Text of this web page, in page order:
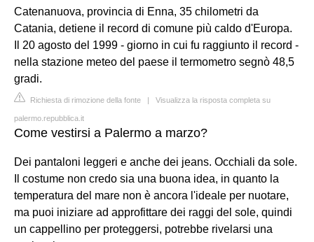
Catenanuova, provincia di Enna, 35 chilometri da
Catania, detiene il record di comune più caldo d'Europa.
Il 20 agosto del 1999 - giorno in cui fu raggiunto il record -
nella stazione meteo del paese il termometro segnò 48,5
gradi.
Richiesta di rimozione della fonte | Visualizza la risposta completa su
palermo.repubblica.it
Come vestirsi a Palermo a marzo?
Dei pantaloni leggeri e anche dei jeans. Occhiali da sole.
Il costume non credo sia una buona idea, in quanto la
temperatura del mare non è ancora l'ideale per nuotare,
ma puoi iniziare ad approfittare dei raggi del sole, quindi
un cappellino per proteggersi, potrebbe rivelarsi una